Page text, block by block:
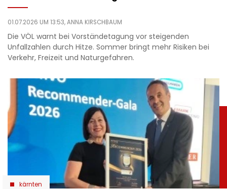
01.07.2026 UM 13:53,ANNA KIRSCHBAUM
Die VÖL warnt bei Vorständetagung vor steigenden
Unfallzahlen durch Hitze. Sommer bringt mehr Risiken bei
Verkehr, Freizeit und Naturgefahren.
kärnten